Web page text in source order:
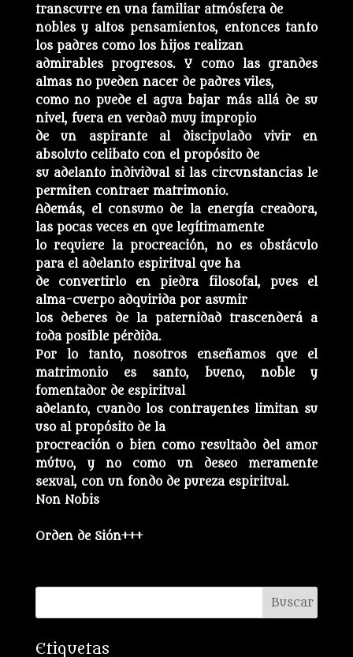
transcurre en una familiar atmósfera de
nobles y altos pensamientos, entonces tanto
los padres como los hijos realizan
admirables progresos. Y como las grandes
almas no pueden nacer de padres viles,
como no puede el agua bajar más allá de su
nivel, fuera en verdad muy impropio
de un aspirante al discipulado vivir en
absoluto celibato con el propósito de
su adelanto individual si las circunstancias le
permiten contraer matrimonio.
Además, el consumo de la energía creadora,
las pocas veces en que legítimamente
lo requiere la procreación, no es obstáculo
para el adelanto espiritual que ha
de convertirlo en piedra filosofal, pues el
alma-cuerpo adquirida por asumir
los deberes de la paternidad trascenderá a
toda posible pérdida.
Por lo tanto, nosotros enseñamos que el
matrimonio es santo, bueno, noble y
fomentador de espiritual
adelanto, cuando los contrayentes limitan su
uso al propósito de la
procreación o bien como resultado del amor
mútuo, y no como un deseo meramente
sexual, con un fondo de pureza espiritual.
Non Nobis
Orden de Sión+++
Etiquetas